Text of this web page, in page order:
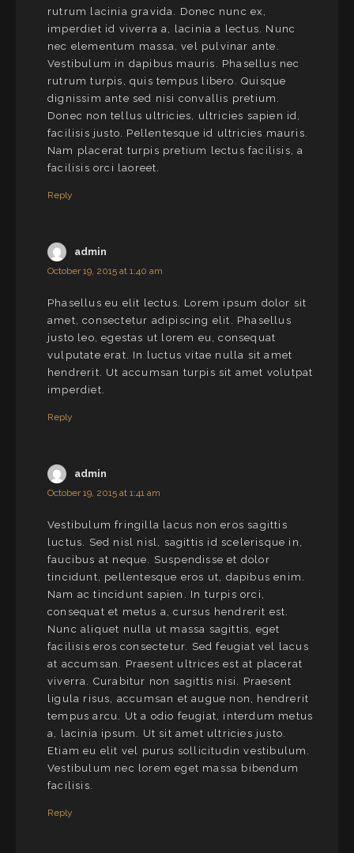
rutrum lacinia gravida. Donec nunc ex,
imperdiet id viverra a, lacinia a lectus. Nunc
nec elementum massa, vel pulvinar ante.
Vestibulum in dapibus mauris. Phasellus nec
rutrum turpis, quis tempus libero. Quisque
dignissim ante sed nisi convallis pretium.
Donec non tellus ultricies, ultricies sapien id,
facilisis justo. Pellentesque id ultricies mauris.
Nam placerat turpis pretium lectus facilisis, a
facilisis orci laoreet.
Reply
admin
October 19, 2015 at 1:40 am
Phasellus eu elit lectus. Lorem ipsum dolor sit
amet, consectetur adipiscing elit. Phasellus
justo leo, egestas ut lorem eu, consequat
vulputate erat. In luctus vitae nulla sit amet
hendrerit. Ut accumsan turpis sit amet volutpat
imperdiet.
Reply
admin
October 19, 2015 at 1:41 am
Vestibulum fringilla lacus non eros sagittis
luctus. Sed nisl nisl, sagittis id scelerisque in,
faucibus at neque. Suspendisse et dolor
tincidunt, pellentesque eros ut, dapibus enim.
Nam ac tincidunt sapien. In turpis orci,
consequat et metus a, cursus hendrerit est.
Nunc aliquet nulla ut massa sagittis, eget
facilisis eros consectetur. Sed feugiat vel lacus
at accumsan. Praesent ultrices est at placerat
viverra. Curabitur non sagittis nisi. Praesent
ligula risus, accumsan et augue non, hendrerit
tempus arcu. Ut a odio feugiat, interdum metus
a, lacinia ipsum. Ut sit amet ultricies justo.
Etiam eu elit vel purus sollicitudin vestibulum.
Vestibulum nec lorem eget massa bibendum
facilisis.
Reply